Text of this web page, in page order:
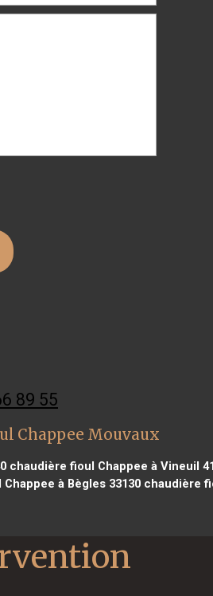
89 55
Chappee Mouvaux
chaudière fioul Chappee à Vineuil
à Bègles 33130chaudière